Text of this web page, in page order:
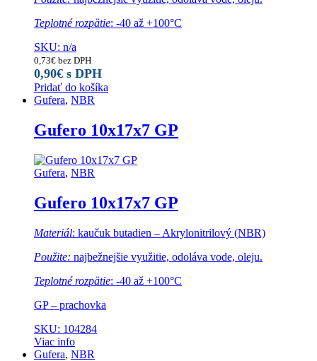
Teplotné rozpätie: -40 až +100°C
SKU: n/a
0,73€ bez DPH
0,90€ s DPH
Pridať do košíka
Gufera, NBR
Gufero 10x17x7 GP
Gufera, NBR
Gufero 10x17x7 GP
Materiál: kaučuk butadien – Akrylonitrilový (NBR)
Použite: najbežnejšie využitie, odoláva vode, oleju.
Teplotné rozpätie: -40 až +100°C
GP – prachovka
SKU: 104284
Viac info
Gufera, NBR